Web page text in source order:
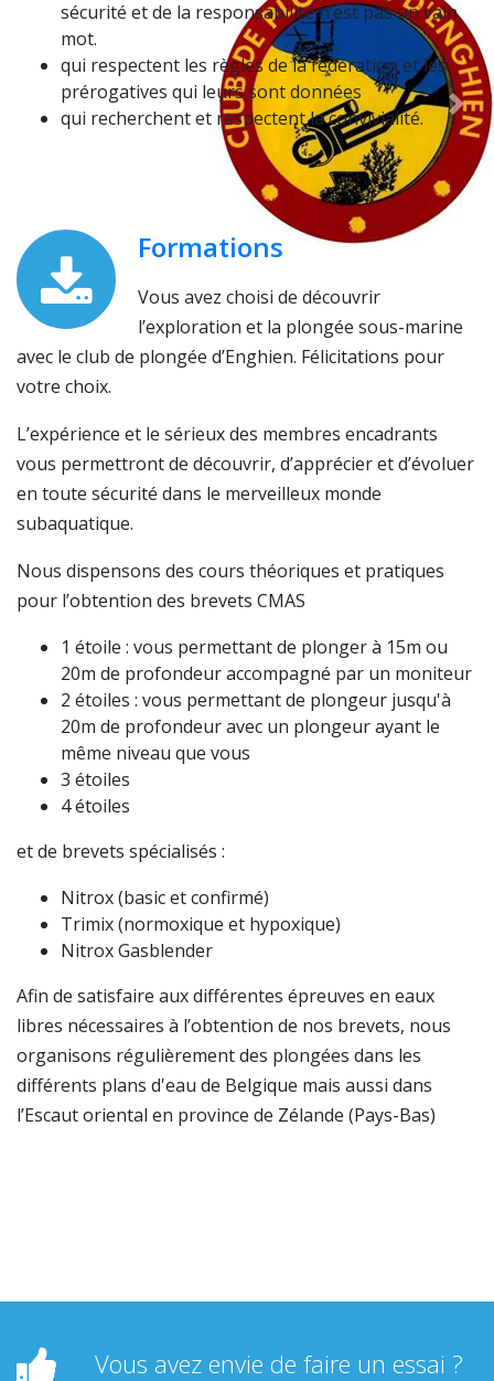
sécurité et de la responsabilité n’est pas un vain
mot.
qui respectent les règles de la fédération et les
prérogatives qui leurs sont données
qui recherchent et respectent la convivialité.
Formations
Vous avez choisi de découvrir
l’exploration et la plongée sous-marine
avec le club de plongée d’Enghien. Félicitations pour
votre choix.
L’expérience et le sérieux des membres encadrants
vous permettront de découvrir, d’apprécier et d’évoluer
en toute sécurité dans le merveilleux monde
subaquatique.
Nous dispensons des cours théoriques et pratiques
pour l’obtention des brevets CMAS
1 étoile : vous permettant de plonger à 15m ou
20m de profondeur accompagné par un moniteur
2 étoiles : vous permettant de plongeur jusqu'à
20m de profondeur avec un plongeur ayant le
même niveau que vous
3 étoiles
4 étoiles
et de brevets spécialisés :
Nitrox (basic et confirmé)
Trimix (normoxique et hypoxique)
Nitrox Gasblender
Afin de satisfaire aux différentes épreuves en eaux
libres nécessaires à l’obtention de nos brevets, nous
organisons régulièrement des plongées dans les
différents plans d'eau de Belgique mais aussi dans
l’Escaut oriental en province de Zélande (Pays-Bas)
Vous avez envie de faire un essai ?